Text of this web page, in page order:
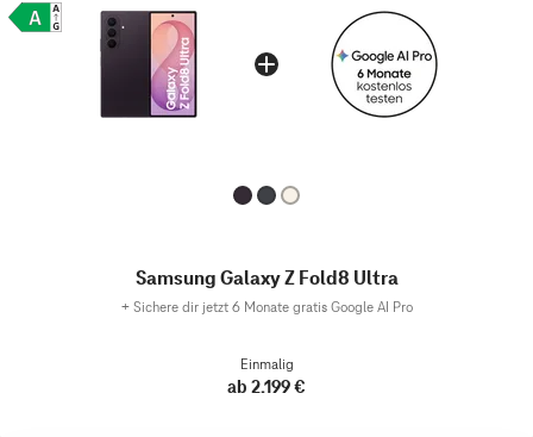
Samsung Galaxy Z Fold8 Ultra
+ Sichere dir jetzt 6 Monate gratis Google AI Pro
Einmalig
ab 2.199 €